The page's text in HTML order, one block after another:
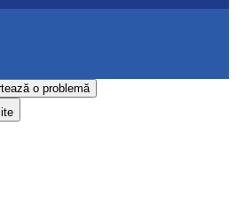
o problemă